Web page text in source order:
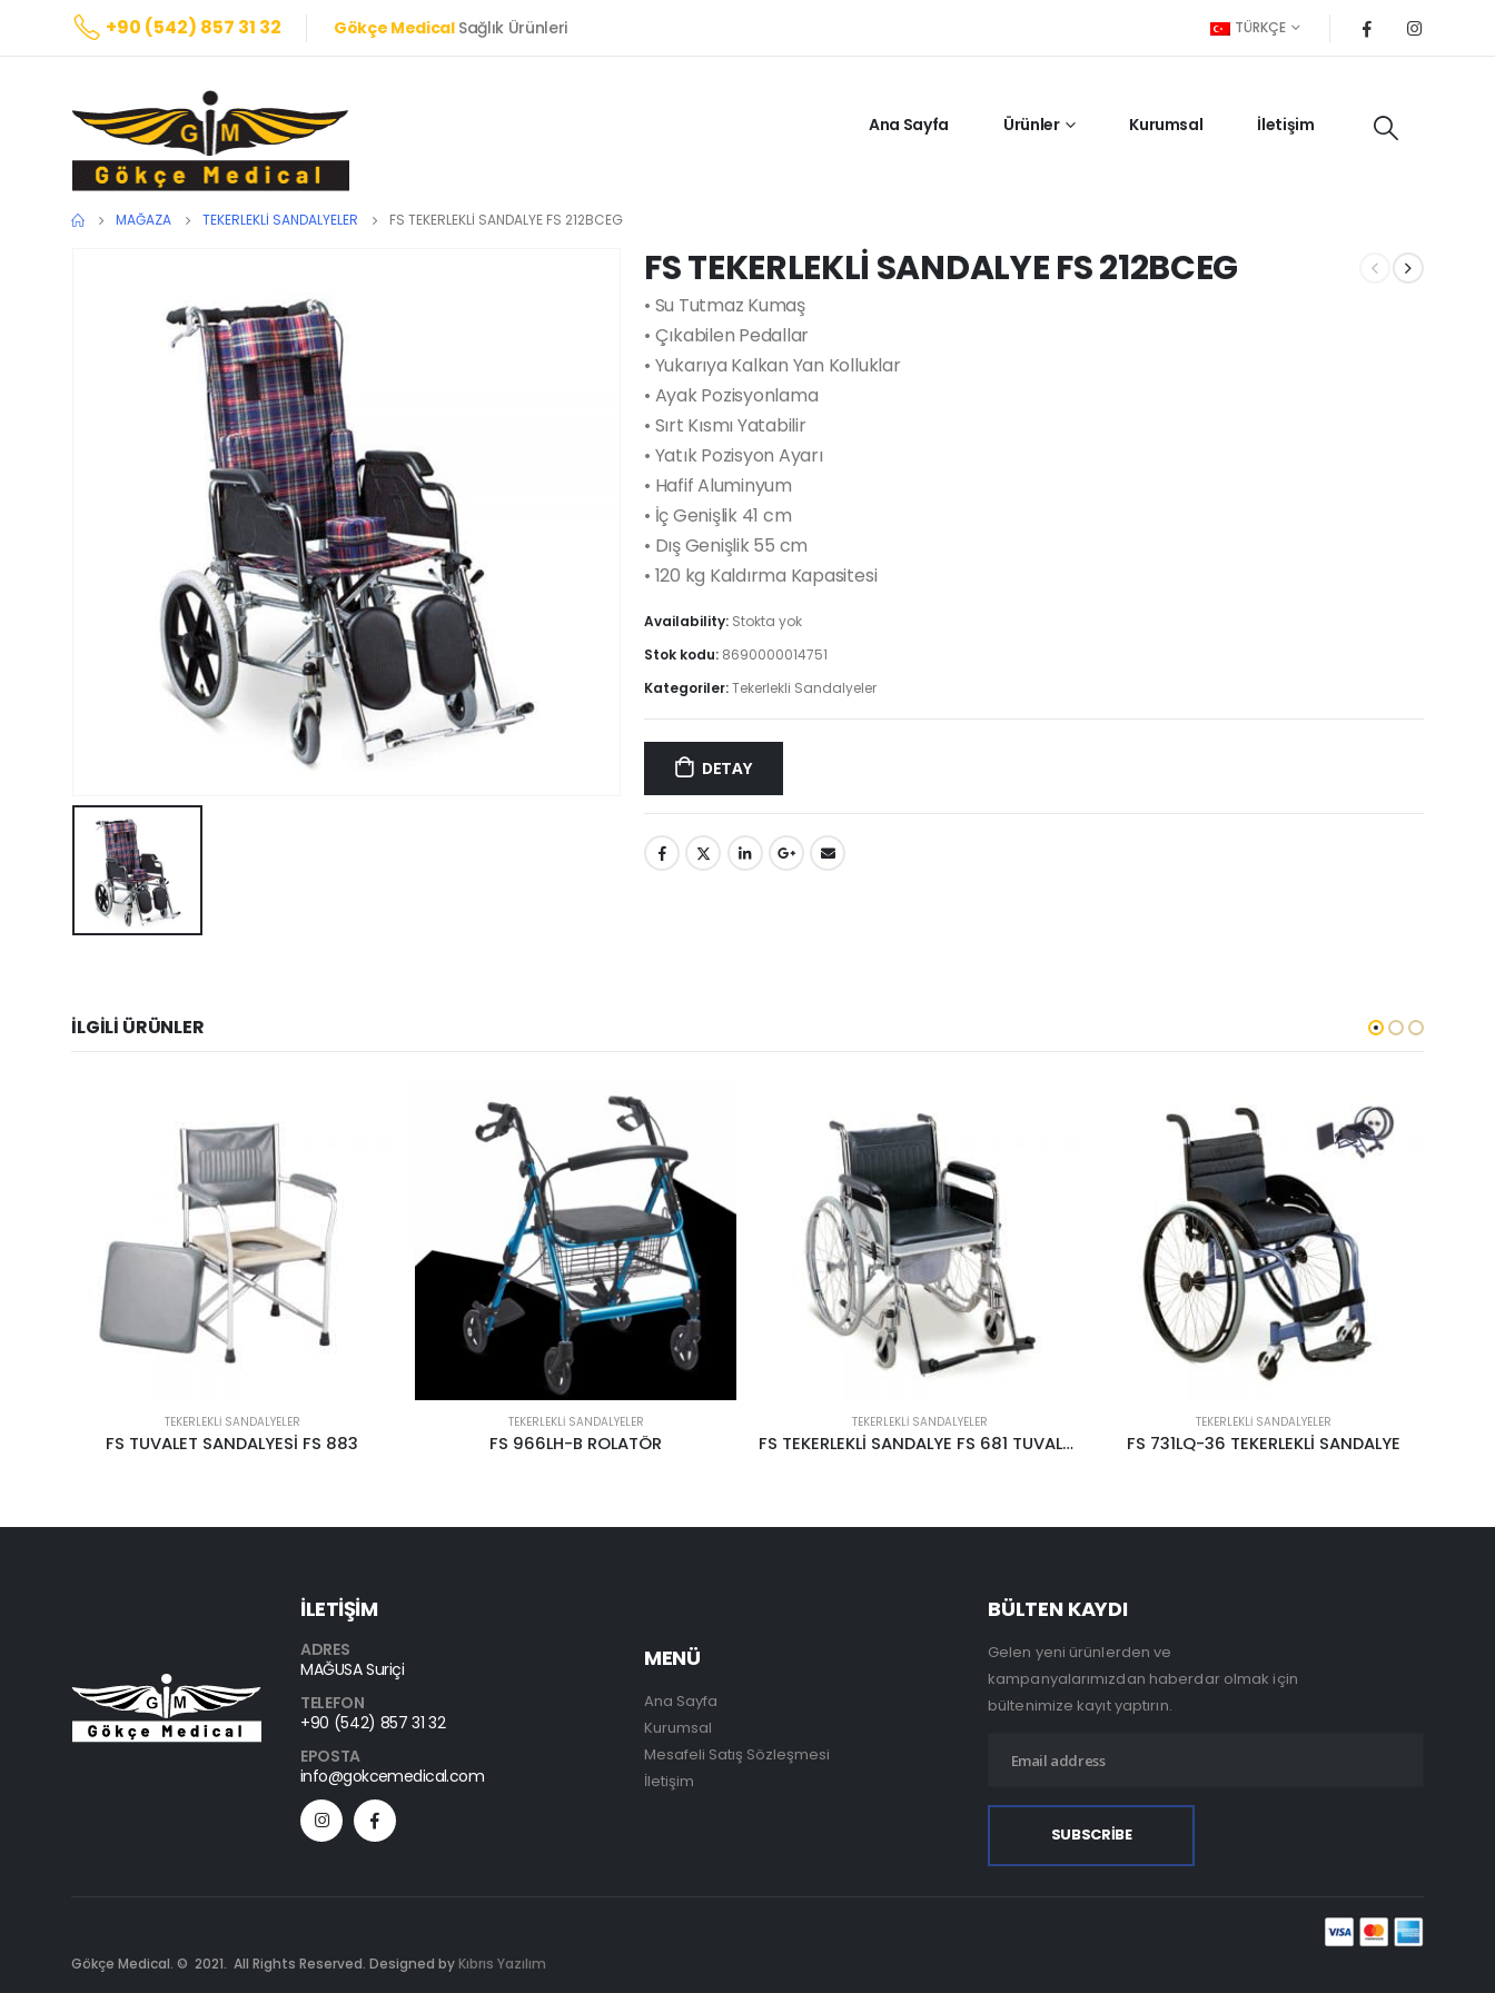
+90 (542) 857 31 32 Gökçe MedicalSağlık Ürünleri TÜRKÇE
Ana Sayfa Ürünler Kurumsal İletişim
MAĞAZA TEKERLEKLI SANDALYELER FS TEKERLEKLİ SANDALYE FS 212BCEG
FS TEKERLEKLİ SANDALYE FS 212BCEG
• Su Tutmaz Kumaş
• Çıkabilen Pedallar
• Yukarıya Kalkan Yan Kolluklar
• Ayak Pozisyonlama
• Sırt Kısmı Yatabilir
• Yatık Pozisyon Ayarı
• Hafif Aluminyum
• İç Genişlik 41 cm
• Dış Genişlik 55 cm
• 120 kg Kaldırma Kapasitesi
Availability: Stokta yok
Stok kodu: 8690000014751
Kategoriler:Tekerlekli Sandalyeler
DETAY
İLGILI ÜRÜNLER
TEKERLEKLI SANDALYELER
FS 966LH-B ROLATÖR
TEKERLEKLI SANDALYELER TEKERLEKLI SANDALYELER
FS 731LQ-36 TEKERLEKLİ SANDALYE
TEKERLEKLI SANDALYELER
FS TEKERLEKLİ SANDALYE FS 902C-46
İLETİŞİM
ADRES
MAĞUSA Suriçi
TELEFON
+90 (542) 857 31 32
EPOSTA
info@gokcemedical.com
MENÜ
Ana Sayfa
Kurumsal
Mesafeli Satış Sözleşmesi
İletişim
BÜLTEN KAYDI
Gelen yeni ürünlerden ve
kampanyalarımızdan haberdar olmak için
bültenimize kayıt yaptırın.
Gökçe Medical. © 2021. All Rights Reserved. Designed by Kıbrıs Yazılım